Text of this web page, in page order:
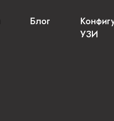
Блог
УЗИ